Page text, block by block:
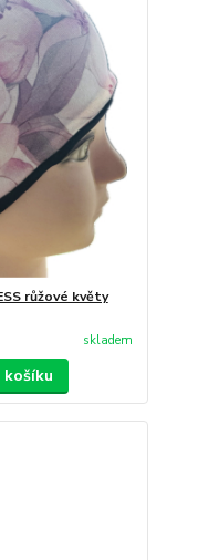
růžové květy
skladem